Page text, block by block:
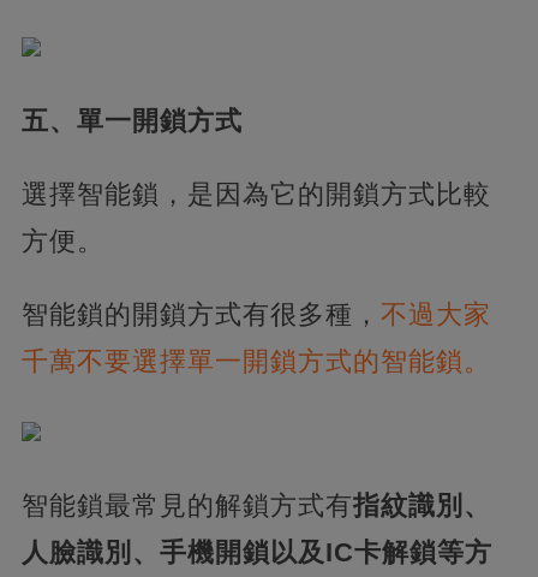
五、單一開鎖方式
選擇智能鎖，是因為它的開鎖方式比較
方便。
智能鎖的開鎖方式有很多種， 不過大家
千萬不要選擇單一開鎖方式的智能鎖。
智能鎖最常見的解鎖方式有指紋識別、
人臉識別、手機開鎖以及IC卡解鎖等方